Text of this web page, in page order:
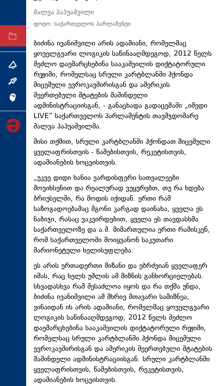
ტაბლოიდი
თემა
ინტერვიუ
ინქვიზიცია
შალვა პაპუაშვილი
ფოტო: საქართველოს პარლამენტი
ბიძინა ივანიშვილი არის ადამიანი, რომელმაც
ყოველგვარი ლოგიკის საწინააღმდეგოდ, 2012 წელს
შეძლო დაემარცხებინა სააკაშვილის დიქტატორული
რეჟიმი, რომელსაც სრული კარტბლანში ჰქონდა
მიცემული ევროკავშირისგან და ამერიკის
შეერთებული შტატების მაშინდელი
ადმინისტრაციისგან, - განაცხადა გადაცემაში „იმედი
LIVE“ საქართველოს პარლამენტის თავმჯდომარე
შალვა პაპუაშვილმა.
მისი თქმით, სრული კარტბლანში ჰქონდათ მიცემული
ყველაფრისთვის - წამებისთვის, რეკეტისთვის,
ადამიანების ხოცვისთვის.
„უკვე დიდი ხანია ვარდისფერი სათვალეები
მოვიხსენით და რეალურად ვუყურებთ, თუ რა ხდება
ბრიუსელში, რა მოდის იქიდან. ერთი რამ
საზოგადოებამაც მგონი კარგად დაინახა, ყველა ეს
ნაბიჯი, რასაც ვაკვირდებით, ყველა ეს თავდასხმა
საქართველოზე და ა.შ. მიმართულია ერთი რამისკენ,
რომ საქართველოში მოიყვანონ საკუთარი
მარიონეტული ხელისუფლება.
ეს არის ერთადერთი მიზანი და ებრძვიან ყველაფერ
იმას, რაც ხელს უშლის ამ მიზნის განხორციელებას.
სხვადასხვა რამ შესაძლოა იყოს და რა თქმა უნდა,
ბიძინა ივანიშვილი ამ მხრივ მთავარი სამიზნეა,
ვინაიდან ის არის ადამიანი, რომელმაც ყოველგვარი
ლოგიკის საწინააღმდეგოდ, 2012 წელს შეძლო
დაემარცხებინა სააკაშვილის დიქტატორული რეჟიმი,
რომელსაც სრული კარტბლანში ჰქონდა მიცემული
ევროკავშირისგან და ამერიკის შეერთებული შტატების
მაშინდელი ადმინისტრაციისგან. სრული კარტბლანში
ყველაფრისთვის, წამებისთვის, რეკეტისთვის,
ადამიანების ხოცვისთვის.